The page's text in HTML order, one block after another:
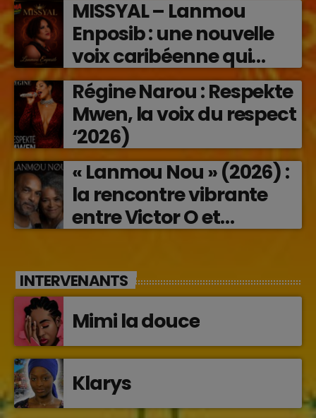
MISSYAL – Lanmou
Enposib : une nouvelle
voix caribéenne qui
transforme les émotions
en musique (2026)
Régine Narou : Respekte
Mwen, la voix du respect
‘2026)
« Lanmou Nou » (2026) :
la rencontre vibrante
entre Victor O et
INTERVENANTS
Mimi la douce
Klarys